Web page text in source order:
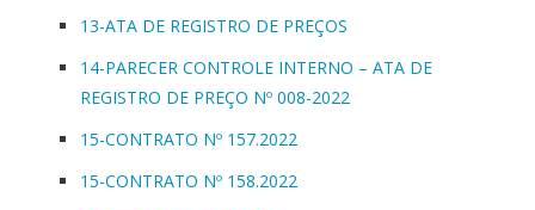
13-ATA DE REGISTRO DE PREÇOS
14-PARECER CONTROLE INTERNO – ATA DE
REGISTRO DE PREÇO Nº 008-2022
15-CONTRATO Nº 157.2022
15-CONTRATO Nº 158.2022